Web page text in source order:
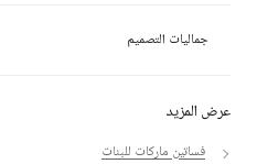
عرض المزيد
فساتين ماركات للبنات
جماليات التصميم